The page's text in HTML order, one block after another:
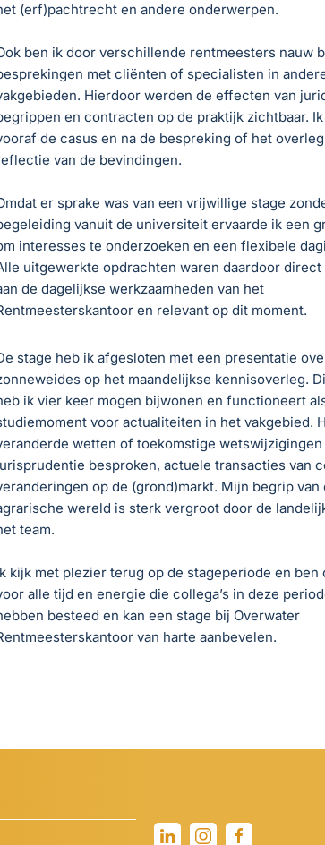
(erf)pachtrecht en andere onderwerpen.
ben ik door verschillende rentmeesters nauw
met cliënten of specialisten in
Hierdoor werden de effecten van
en contracten op de praktijk zichtbaar.
de casus en na de bespreking of het
van de bevindingen.
er sprake was van een vrijwillige stage
vanuit de universiteit ervaarde ik een
interesses te onderzoeken en een flexibele
uitgewerkte opdrachten waren daardoor
de dagelijkse werkzaamheden van het
en relevant op dit moment.
stage heb ik afgesloten met een presentatie
op het maandelijkse kennisoverleg.
ik vier keer mogen bijwonen en functioneert
voor actualiteiten in het vakgebied.
wetten of toekomstige wetswijzigingen
besproken, actuele transacties van
op de (grond)markt. Mijn begrip van
wereld is sterk vergroot door de
team.
kijk met plezier terug op de stageperiode en ben
alle tijd en energie die collega’s in deze
besteed en kan een stage bij Overwater
van harte aanbevelen.